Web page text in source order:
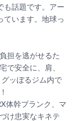
も話題です。アー
ています。地球っ
担を逃がせるた
で安全に、肩、
ッぼるジム内で
体幹プランク、マ
け忠実なキネテ